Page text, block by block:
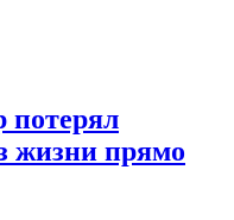
потерял
жизни прямо